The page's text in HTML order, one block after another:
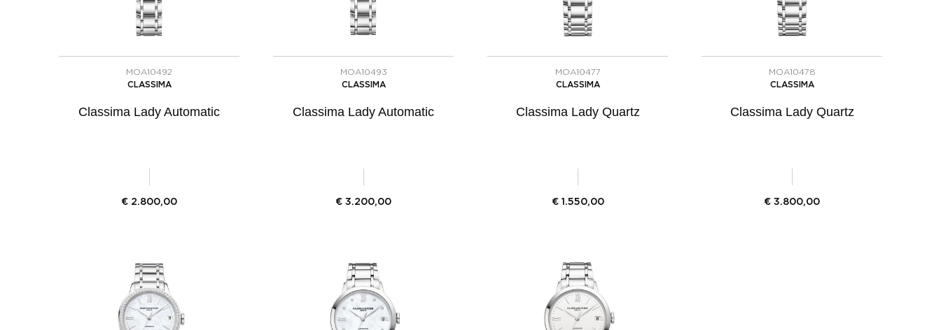
MOA10492
CLASSIMA
Classima Lady Automatic
€ 2.800,00
MOA10493
CLASSIMA
Classima Lady Automatic
€ 3.200,00
MOA10477
CLASSIMA
Classima Lady Quartz
€ 1.550,00
MOA10478
CLASSIMA
Classima Lady Quartz
€ 3.800,00